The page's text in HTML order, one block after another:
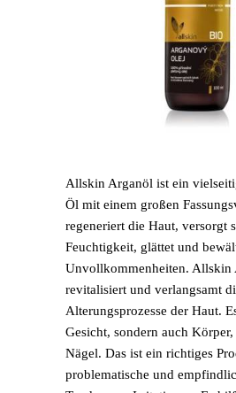
Allskin Arganöl ist ein
Öl mit einem großen
regeneriert die Haut, versorgt
Feuchtigkeit, glättet und
Unvollkommenheiten. Allskin
revitalisiert und verlangsamt
Alterungsprozesse der Haut.
Gesicht, sondern auch Körper,
Nägel. Das ist ein richtiges
problematische und